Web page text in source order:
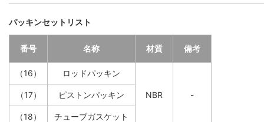
パッキンセットリスト
番号 名称 材質 備考
（16） ロッドパッキン
NBR -
（17） ピストンパッキン
（18） チューブガスケット